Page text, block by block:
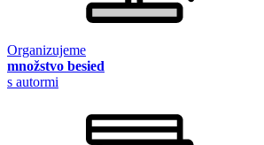
Organizujeme
množstvo besied
s autormi